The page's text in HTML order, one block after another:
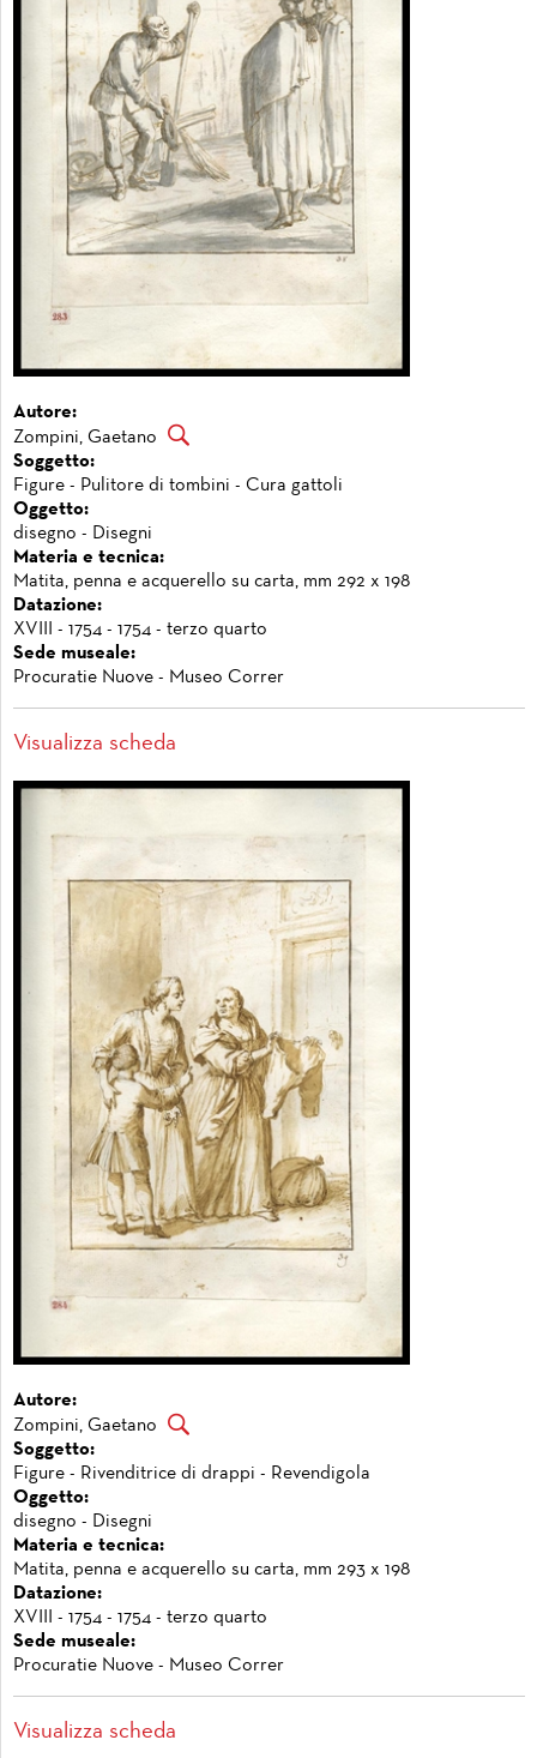
Autore:
Zompini, Gaetano
Soggetto:
Figure - Pulitore di tombini - Cura gattoli
Oggetto:
disegno - Disegni
Materia e tecnica:
Matita, penna e acquerello su carta, mm 292 x 198
Datazione:
XVIII - 1754 - 1754 - terzo quarto
Sede museale:
Procuratie Nuove - Museo Correr
Visualizza scheda
Autore:
Zompini, Gaetano
Soggetto:
Figure - Rivenditrice di drappi - Revendigola
Oggetto:
disegno - Disegni
Materia e tecnica:
Matita, penna e acquerello su carta, mm 293 x 198
Datazione:
XVIII - 1754 - 1754 - terzo quarto
Sede museale:
Procuratie Nuove - Museo Correr
Visualizza scheda